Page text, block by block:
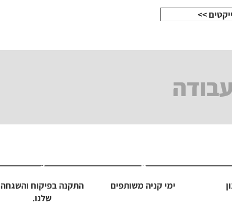
4
5
התקנה בפיקוח והשגחה
שלנו.
ימי קניה משותפים